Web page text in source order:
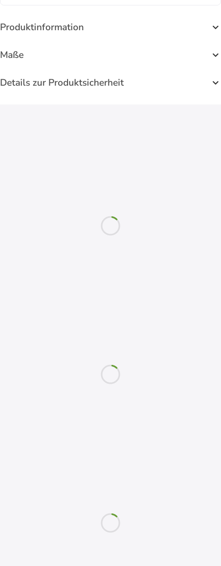
Produktinformation
Maße
Details zur Produktsicherheit